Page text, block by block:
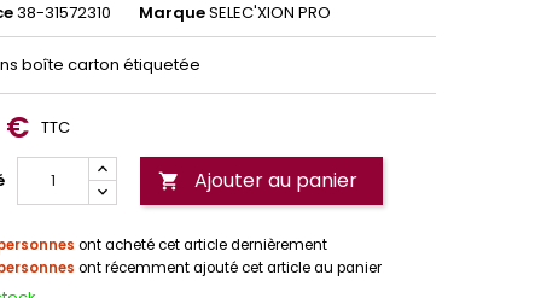
38-31572310 MarqueSELEC'XION PRO
boîte carton étiquetée
€ TTC
 Ajouter au panier
ont acheté cet article dernièrement
ont récemment ajouté cet article au panier